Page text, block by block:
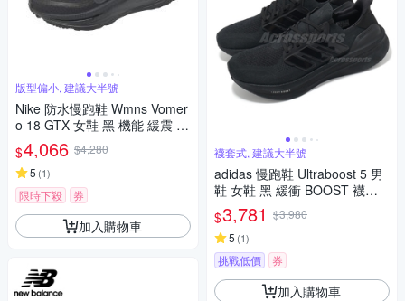
版型偏小, 建議大半號
Nike 防水慢跑鞋 Wmns Vomer
o 18 GTX 女鞋 黑 機能 緩震 運
動鞋 HQ7002-001
$4,066 $4,280
5 (1)
限時下殺 券
加入購物車
襪套式, 建議大半號
adidas 慢跑鞋 Ultraboost 5 男
鞋 女鞋 黑 緩衝 BOOST 襪套
輪胎大底 運動鞋 愛迪達 ID881
2
$3,781 $3,980
5 (1)
挑戰低價 券
加入購物車